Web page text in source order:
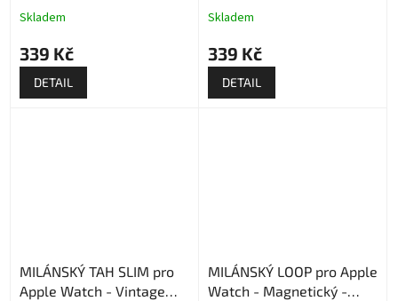
Skladem
339 Kč
DETAIL
Skladem
339 Kč
DETAIL
MILÁNSKÝ TAH SLIM pro
Apple Watch - Vintage
MILÁNSKÝ LOOP pro Apple
Watch - Magnetický -